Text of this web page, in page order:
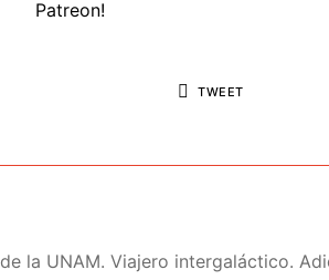
TWEET
la UNAM. Viajero intergaláctico.